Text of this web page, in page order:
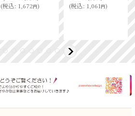
(税込: 1,672円)
(税込: 1,061円)